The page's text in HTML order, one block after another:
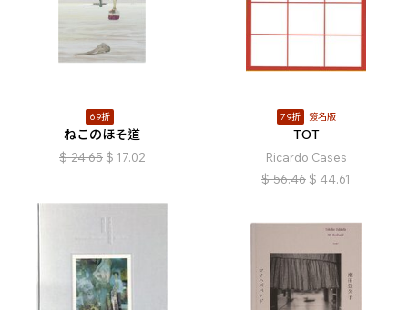
69折
ねこのほそ道
$ 24.65 $ 17.02
79折 簽名版
TOT
Ricardo Cases
$ 56.46 $ 44.61